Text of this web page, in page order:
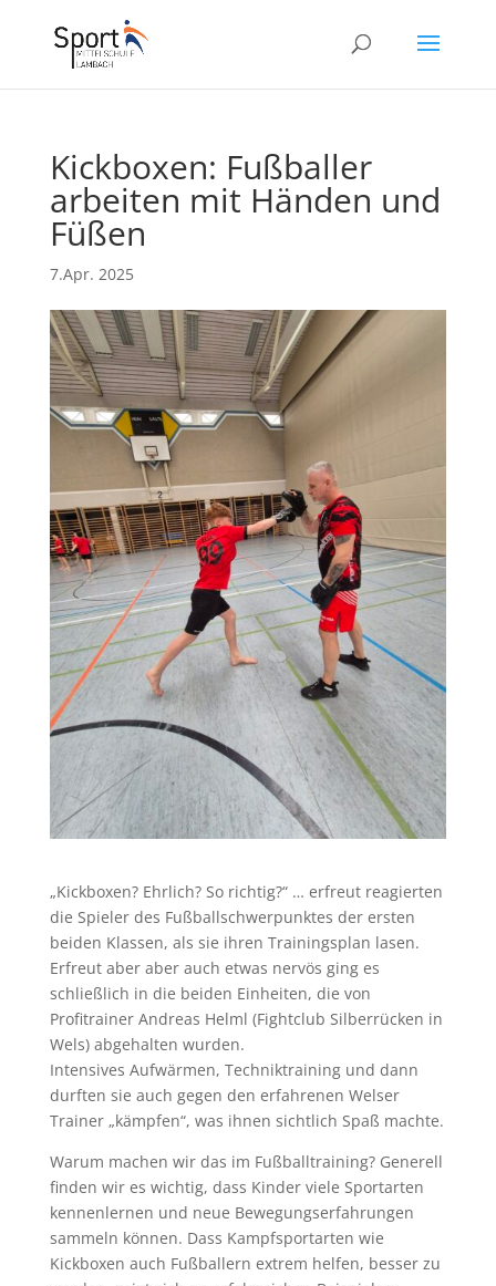
Kickboxen: Fußballer
arbeiten mit Händen und
Füßen
7.Apr. 2025
„Kickboxen? Ehrlich? So richtig?“ … erfreut reagierten
die Spieler des Fußballschwerpunktes der ersten
beiden Klassen, als sie ihren Trainingsplan lasen.
Erfreut aber aber auch etwas nervös ging es
schließlich in die beiden Einheiten, die von
Profitrainer Andreas Helml (Fightclub Silberrücken in
Wels) abgehalten wurden.
Intensives Aufwärmen, Techniktraining und dann
durften sie auch gegen den erfahrenen Welser
Trainer „kämpfen“, was ihnen sichtlich Spaß machte.
Warum machen wir das im Fußballtraining? Generell
finden wir es wichtig, dass Kinder viele Sportarten
kennenlernen und neue Bewegungserfahrungen
sammeln können. Dass Kampfsportarten wie
Kickboxen auch Fußballern extrem helfen, besser zu